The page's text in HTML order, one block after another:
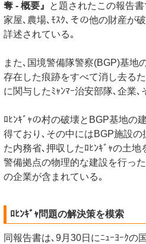
奪 - 概要』
と題されたこの報告
家屋､農場､ﾓｽｸ､その他の財産が
詳述されている｡
また､国境警備隊警察(BGP)基地
存在した痕跡をすべて消し去る
に関与したﾐｬﾝﾏｰ治安部隊､企業､
ﾛﾋﾝｷﾞｬの村の破壊とBGP基地の
得ており､その中にはBGP施設
た内務省､押収したﾛﾋﾝｷﾞｬの土地
警備拠点の物理的な建設を行っ
の企業が含まれている｡
ﾛﾋﾝｷﾞｬ問題の解決策を模索
同報告書は､9月30日にﾆｭｰﾖｰｸの